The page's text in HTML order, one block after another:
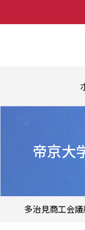
帝京大
多治見商工会